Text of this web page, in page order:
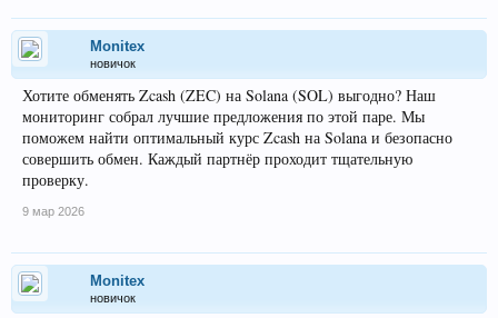
Monitex
новичок
Хотите обменять Zcash (ZEC) на Solana (SOL) выгодно? Наш
мониторинг собрал лучшие предложения по этой паре. Мы
поможем найти оптимальный курс Zcash на Solana и безопасно
совершить обмен. Каждый партнёр проходит тщательную
проверку.
9 мар 2026
Monitex
новичок